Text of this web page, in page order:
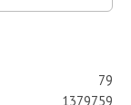
79
1379759